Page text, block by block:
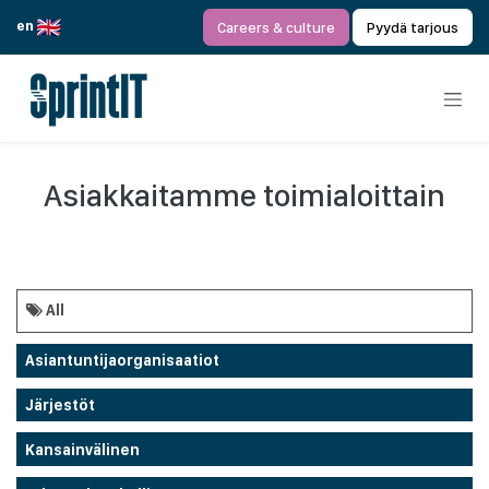
en
Careers & culture Pyydä tarjous
Asiakkaitamme toimialoittain
All
Asiantuntijaorganisaatiot
Järjestöt
Kansainvälinen